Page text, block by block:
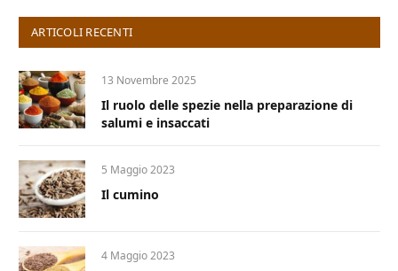
ARTICOLI RECENTI
13 Novembre 2025
Il ruolo delle spezie nella preparazione di
salumi e insaccati
5 Maggio 2023
Il cumino
4 Maggio 2023